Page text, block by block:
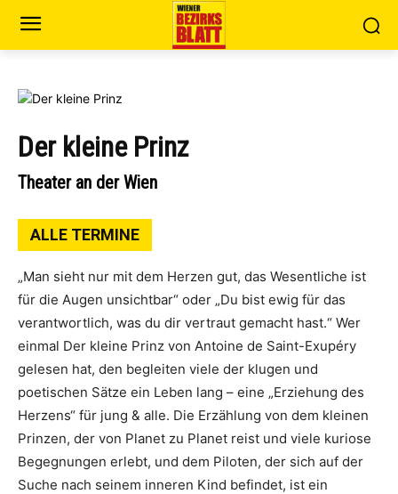
Der kleine Prinz
Theater an der Wien
ALLE TERMINE
„Man sieht nur mit dem Herzen gut, das Wesentliche ist
für die Augen unsichtbar“ oder „Du bist ewig für das
verantwortlich, was du dir vertraut gemacht hast.“ Wer
einmal Der kleine Prinz von Antoine de Saint-Exupéry
gelesen hat, den begleiten viele der klugen und
poetischen Sätze ein Leben lang – eine „Erziehung des
Herzens“ für jung & alle. Die Erzählung von dem kleinen
Prinzen, der von Planet zu Planet reist und viele kuriose
Begegnungen erlebt, und dem Piloten, der sich auf der
Suche nach seinem inneren Kind befindet, ist ein